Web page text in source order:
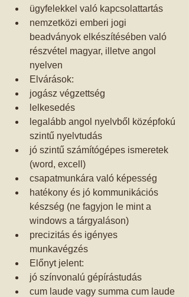
ügyfelekkel való kapcsolattartás
nemzetközi emberi jogi
beadványok elkészítésében való
részvétel magyar, illetve angol
nyelven
Elvárások:
jogász végzettség
lelkesedés
legalább angol nyelvből középfokú
szintű nyelvtudás
jó szintű számítógépes ismeretek
(word, excell)
csapatmunkára való képesség
hatékony és jó kommunikációs
készség (ne fagyjon le mint a
windows a tárgyaláson)
precizitás és igényes
munkavégzés
Előnyt jelent:
jó színvonalú gépírástudás
cum laude vagy summa cum laude